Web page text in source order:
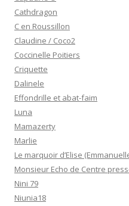
Cathdragon
C en Roussillon
Claudine / Coco2
Coccinelle Poitiers
Criquette
Dalinele
Effondrille et abat-faim
Luna
Mamazerty
Marlie
Le marquoir d’Elise
Monsieur Echo de Centre
Nini 79
Niunia18